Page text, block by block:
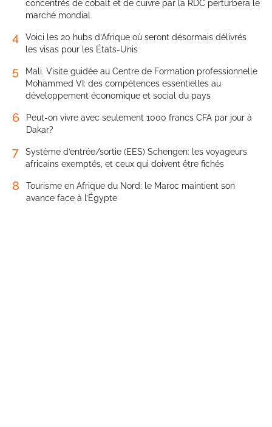
concentrés de cobalt et de cuivre par la RDC perturbera le
marché mondial
4
Voici les 20 hubs d’Afrique où seront désormais délivrés
les visas pour les États-Unis
5
Mali. Visite guidée au Centre de Formation professionnelle
Mohammed VI: des compétences essentielles au
développement économique et social du pays
6
Peut-on vivre avec seulement 1000 francs CFA par jour à
Dakar?
7
Système d’entrée/sortie (EES) Schengen: les voyageurs
africains exemptés, et ceux qui doivent être fichés
8
Tourisme en Afrique du Nord: le Maroc maintient son
avance face à l’Égypte